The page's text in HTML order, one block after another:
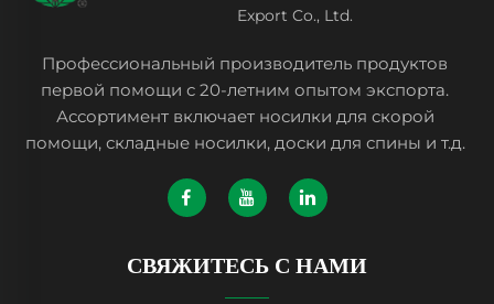
Export Co., Ltd.
Профессиональный производитель продуктов
первой помощи с 20-летним опытом экспорта.
Ассортимент включает носилки для скорой
помощи, складные носилки, доски для спины и т.д.
СВЯЖИТЕСЬ С НАМИ